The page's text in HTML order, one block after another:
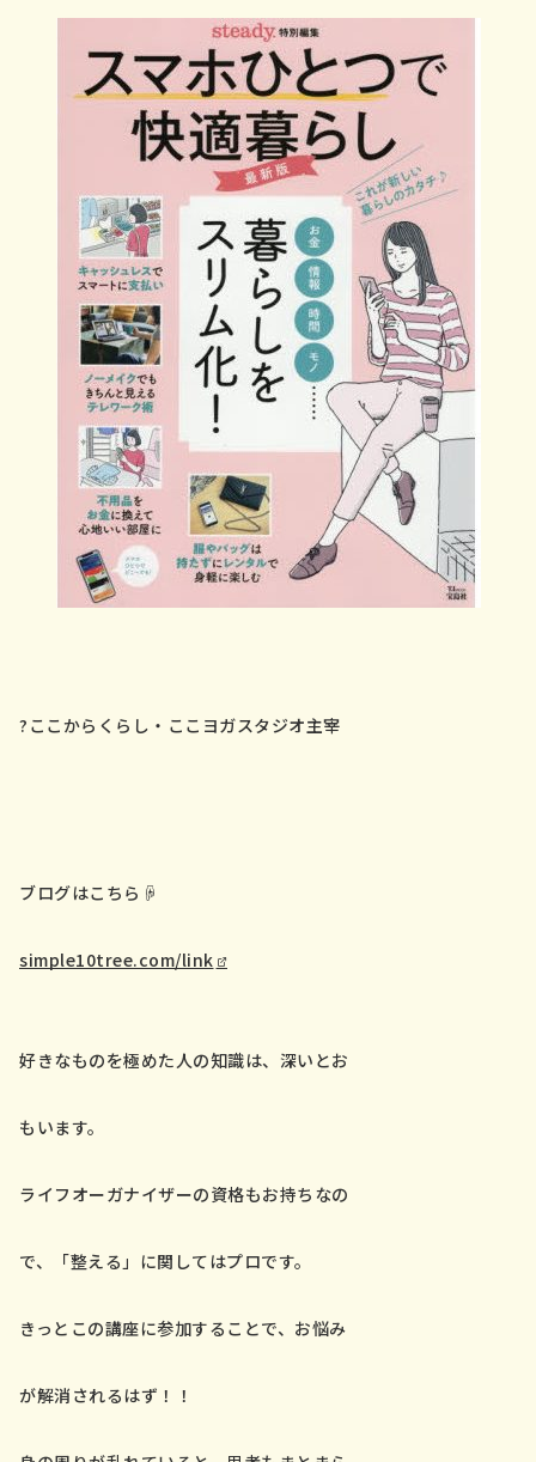
?ここからくらし・ここヨガスタジオ主宰
ブログはこちら☟
simple10tree.com/link
好きなものを極めた人の知識は、深いとお
もいます。
ライフオーガナイザーの資格もお持ちなの
で、「整える」に関してはプロです。
きっとこの講座に参加することで、お悩み
が解消されるはず！！